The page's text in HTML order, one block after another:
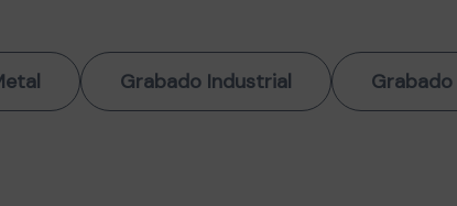
Grabado Industrial Grabado